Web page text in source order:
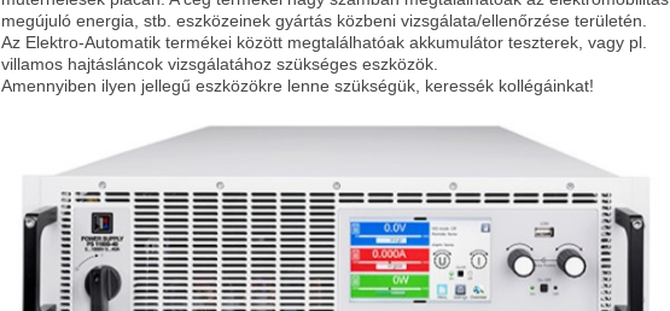
megújuló energia, stb. eszközeinek gyártás közbeni vizsgálata/ellenőrzése területén.
Az Elektro-Automatik termékei között megtalálhatóak akkumulátor teszterek, vagy pl.
villamos hajtásláncok vizsgálatához szükséges eszközök.
Amennyiben ilyen jellegű eszközökre lenne szükségük, keressék kollégáinkat!